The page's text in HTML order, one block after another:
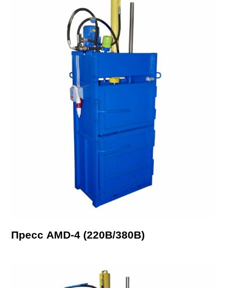
Пресс AMD-4 (220В/380В)